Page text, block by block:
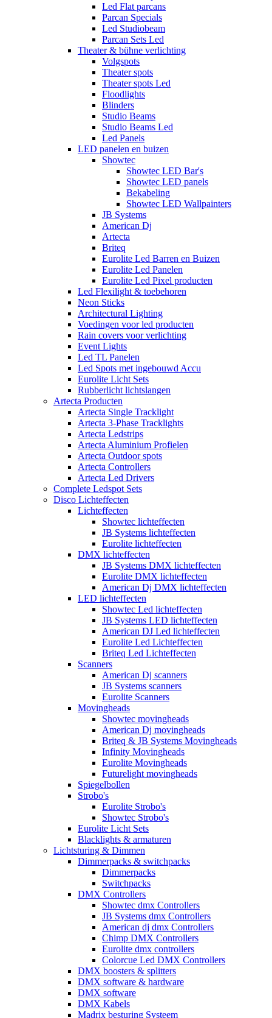
Led Flat parcans
Parcan Specials
Led Studiobeam
Parcan Sets Led
Theater & bühne verlichting
Volgspots
Theater spots
Theater spots Led
Floodlights
Blinders
Studio Beams
Studio Beams Led
Led Panels
LED panelen en buizen
Showtec
Showtec LED Bar's
Showtec LED panels
Bekabeling
Showtec LED Wallpainters
JB Systems
American Dj
Artecta
Briteq
Eurolite Led Barren en Buizen
Eurolite Led Panelen
Eurolite Led Pixel producten
Led Flexilight & toebehoren
Neon Sticks
Architectural Lighting
Voedingen voor led producten
Rain covers voor verlichting
Event Lights
Led TL Panelen
Led Spots met ingebouwd Accu
Eurolite Licht Sets
Rubberlicht lichtslangen
Artecta Producten
Artecta Single Tracklight
Artecta 3-Phase Tracklights
Artecta Ledstrips
Artecta Aluminium Profielen
Artecta Outdoor spots
Artecta Controllers
Artecta Led Drivers
Complete Ledspot Sets
Disco Lichteffecten
Lichteffecten
Showtec lichteffecten
JB Systems lichteffecten
Eurolite lichteffecten
DMX lichteffecten
JB Systems DMX lichteffecten
Eurolite DMX lichteffecten
American Dj DMX lichteffecten
LED lichteffecten
Showtec Led lichteffecten
JB Systems LED lichteffecten
American DJ Led lichteffecten
Eurolite Led Lichteffecten
Briteq Led Lichteffecten
Scanners
American Dj scanners
JB Systems scanners
Eurolite Scanners
Movingheads
Showtec movingheads
American Dj movingheads
Briteq & JB Systems Movingheads
Infinity Movingheads
Eurolite Movingheads
Futurelight movingheads
Spiegelbollen
Strobo's
Eurolite Strobo's
Showtec Strobo's
Eurolite Licht Sets
Blacklights & armaturen
Lichtsturing & Dimmen
Dimmerpacks & switchpacks
Dimmerpacks
Switchpacks
DMX Controllers
Showtec dmx Controllers
JB Systems dmx Controllers
American dj dmx Controllers
Chimp DMX Controllers
Eurolite dmx controllers
Colorcue Led DMX Controllers
DMX boosters & splitters
DMX software & hardware
DMX software
DMX Kabels
Madrix besturing Systeem